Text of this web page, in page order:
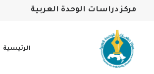
مركز دراسات الوحدة العربية
الرئيسية